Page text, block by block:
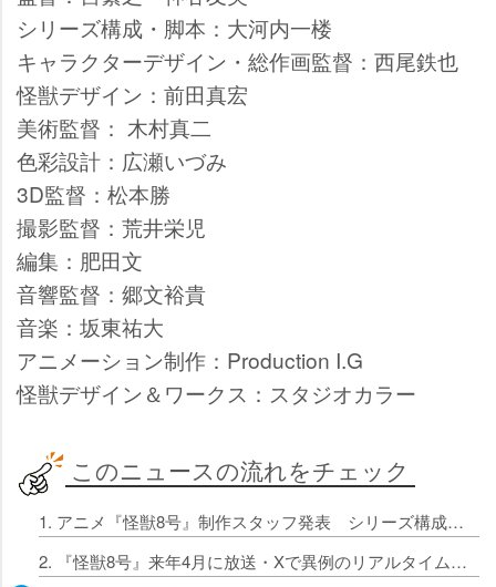
シリーズ構成・脚本：大河内一楼
キャラクターデザイン・総作画監督：西尾鉄也
怪獣デザイン：前田真宏
美術監督： 木村真二
色彩設計：広瀬いづみ
3D監督：松本勝
撮影監督：荒井栄児
編集：肥田文
音響監督：郷文裕貴
音楽：坂東祐大
アニメーション制作：Production I.G
怪獣デザイン＆ワークス：スタジオカラー
このニュースの流れをチェック
1. アニメ『怪獣8号』制作スタッフ発表 シリーズ構成・脚本は大河内一楼
2. 『怪獣8号』来年4月に放送・Xで異例のリアルタイム配信決定 PV公開で四ノ宮キコル役はファイルーズあい・保科宗四郎役は河西健吾